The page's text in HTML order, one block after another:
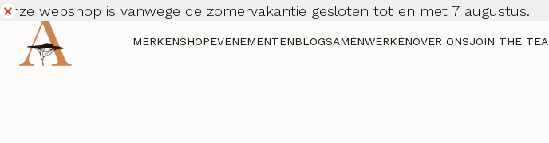
Onze webshop is vanwege de zomervakantie gesloten tot en met 7 augustus.
Dismiss
MERKENSHOPEVENEMENTENBLOGSAMENWERKENOVER ONSJOIN THE